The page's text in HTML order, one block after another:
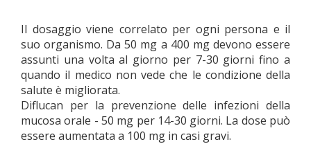
Il dosaggio viene correlato per ogni persona e il
suo organismo. Da 50 mg a 400 mg devono essere
assunti una volta al giorno per 7-30 giorni fino a
quando il medico non vede che le condizione della
salute è migliorata.
Diflucan per la prevenzione delle infezioni della
mucosa orale - 50 mg per 14-30 giorni. La dose può
essere aumentata a 100 mg in casi gravi.